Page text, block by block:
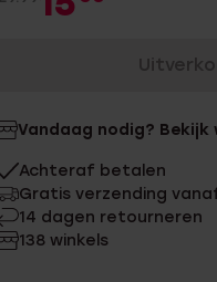
Vandaag nodig? Bekijk
Achteraf betalen
Gratis verzending
14 dagen retourneren
138 winkels